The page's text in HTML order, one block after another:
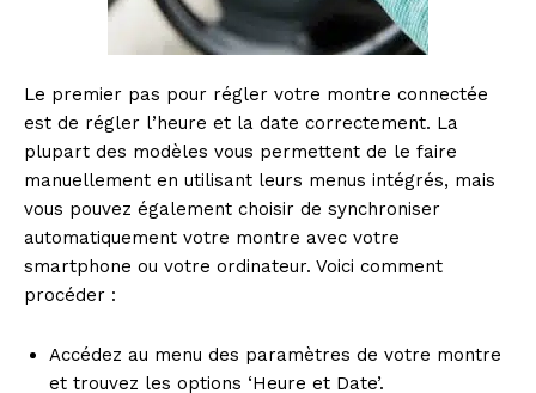
Le premier pas pour régler votre montre connectée
est de régler l’heure et la date correctement. La
plupart des modèles vous permettent de le faire
manuellement en utilisant leurs menus intégrés, mais
vous pouvez également choisir de synchroniser
automatiquement votre montre avec votre
smartphone ou votre ordinateur. Voici comment
procéder :
Accédez au menu des paramètres de votre montre
et trouvez les options ‘Heure et Date’.